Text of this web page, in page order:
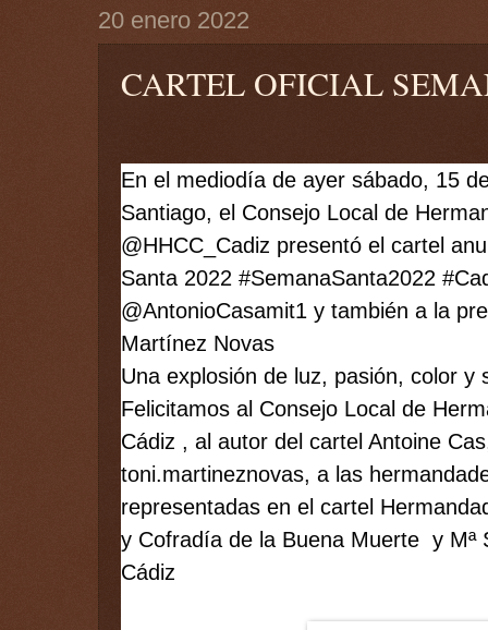
20 enero 2022
CARTEL OFICIAL
En el mediodía de ayer sábado, 15
Santiago, el Consejo Local de
@HHCC_Cadiz presentó el cartel
Santa 2022 #SemanaSanta2022
@AntonioCasamit1 y también a la
Martínez Novas
Una explosión de luz, pasión, color y
Felicitamos al Consejo Local de
Cádiz , al autor del cartel Antoine
toni.martineznovas, a las
representadas en el cartel
y Cofradía de la Buena Muerte  y Mª
Cádiz